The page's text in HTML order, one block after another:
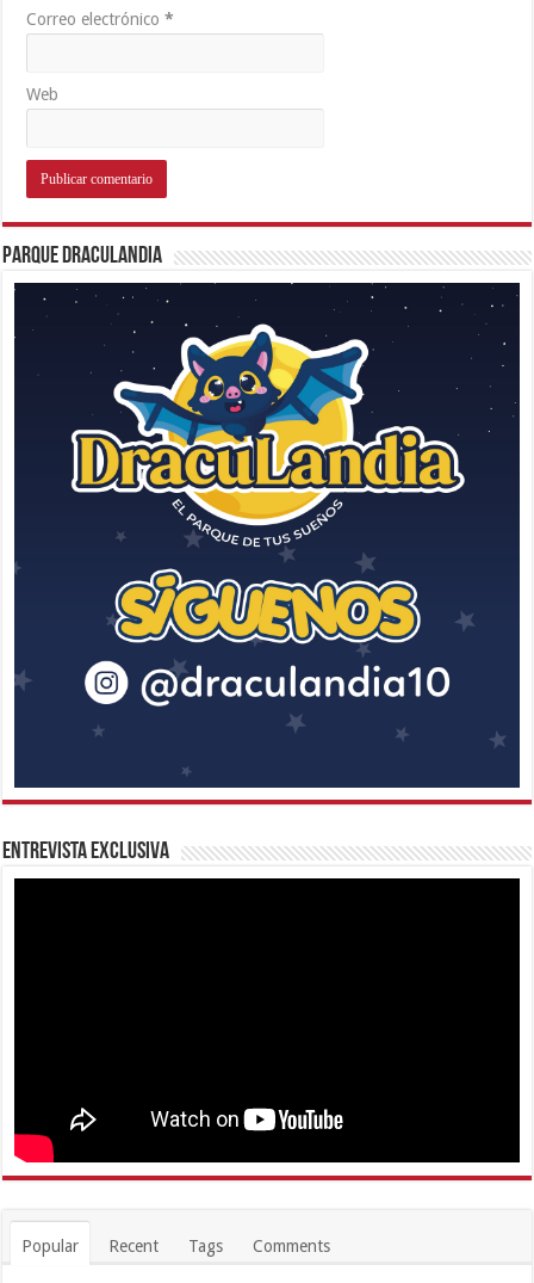
Correo electrónico*
Web
Parque Draculandia
Entrevista Exclusiva
Popular Recent Tags Comments